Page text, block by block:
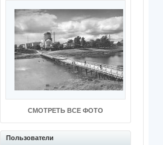
СМОТРЕТЬ ВСЕ ФОТО
Пользователи